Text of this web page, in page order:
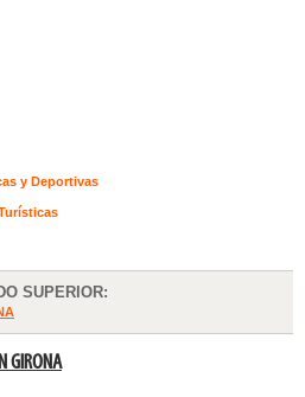
y Deportivas
SUPERIOR:
GIRONA